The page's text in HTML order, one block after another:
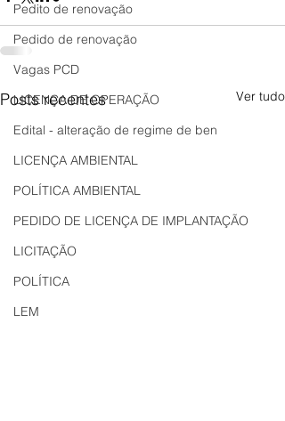
Pedito de renovação
Pedido de renovação
Vagas PCD
LICENÇA DE OPERAÇÃO
Edital - alteração de regime de ben
LICENÇA AMBIENTAL
POLÍTICA AMBIENTAL
PEDIDO DE LICENÇA DE IMPLANTAÇÃO
LICITAÇÃO
POLÍTICA
LEM
Posts recentes Ver tudo